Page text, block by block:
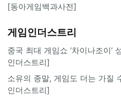
[동아게임백과사전]
게임인더스트리
중국 최대 게임쇼 ‘차이나조이’
인더스트리]
소유의 종말, 게임도 더는 가질
인더스트리]